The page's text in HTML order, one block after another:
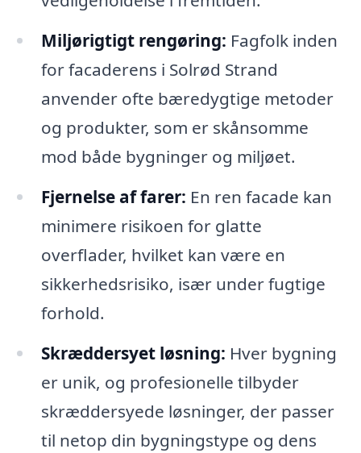
Miljørigtigt rengøring: Fagfolk inden
for facaderens i Solrød Strand
anvender ofte bæredygtige metoder
og produkter, som er skånsomme
mod både bygninger og miljøet.
Fjernelse af farer: En ren facade kan
minimere risikoen for glatte
overflader, hvilket kan være en
sikkerhedsrisiko, især under fugtige
forhold.
Skræddersyet løsning: Hver bygning
er unik, og profesionelle tilbyder
skræddersyede løsninger, der passer
til netop din bygningstype og dens